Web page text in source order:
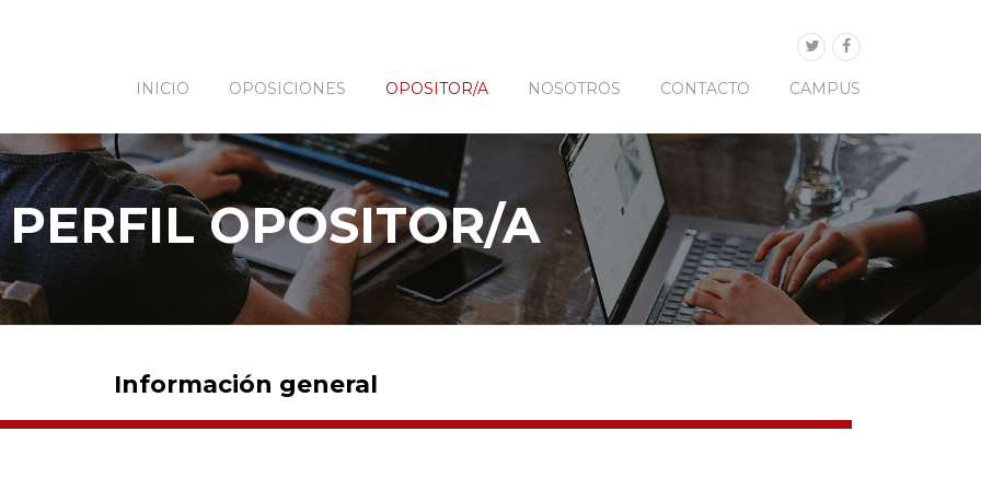
INICIO
OPOSICIONES OPOSITOR/A NOSOTROS CONTACTO CAMPUS
PERFIL OPOSITOR/A
Información general